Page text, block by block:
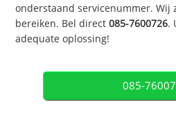
onderstaand servicenummer. Wij
bereiken. Bel direct085-7600726.
adequate oplossing!
085-